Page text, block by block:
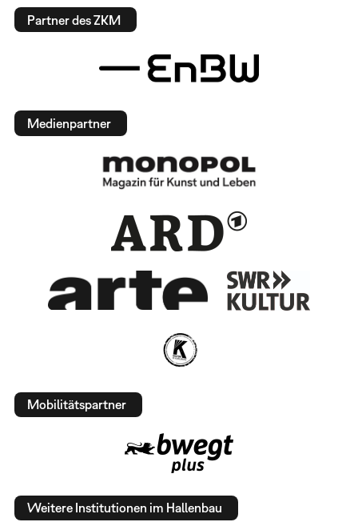
Partner des ZKM
Medienpartner
Mobilitätspartner
Weitere Institutionen im Hallenbau